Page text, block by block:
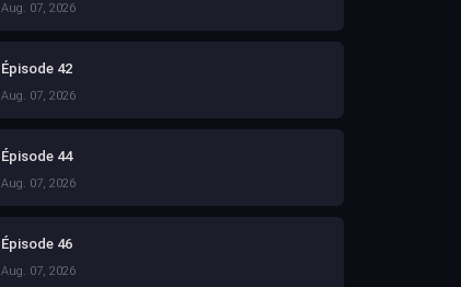
Aug. 07, 2026
Épisode 42
Aug. 07, 2026
Épisode 44
Aug. 07, 2026
Épisode 46
Aug. 07, 2026